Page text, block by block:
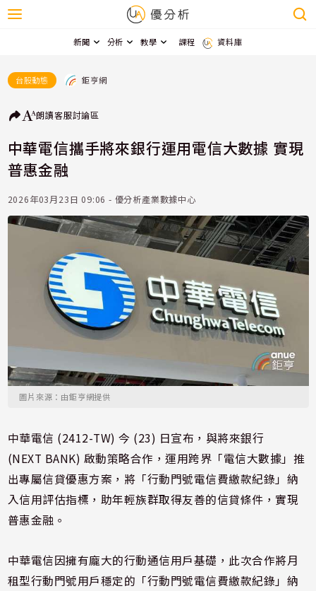
新聞 分析 教學 課程 資料庫
台股動態 鉅亨網
朗讀客服討論區
中華電信攜手將來銀行運用電信大數據 實現
普惠金融
2026年03月23日 09:06 - 優分析產業數據中心
圖片來源：由鉅亨網提供
中華電信 (2412-TW) 今 (23) 日宣布，與將來銀行
(NEXT BANK) 啟動策略合作，運用跨界「電信大數據」推
出專屬信貸優惠方案，將「行動門號電信費繳款紀錄」納
入信用評估指標，助年輕族群取得友善的信貸條件，實現
普惠金融。
中華電信因擁有龐大的行動通信用戶基礎，此次合作將月
租型行動門號用戶穩定的「行動門號電信費繳款紀錄」納